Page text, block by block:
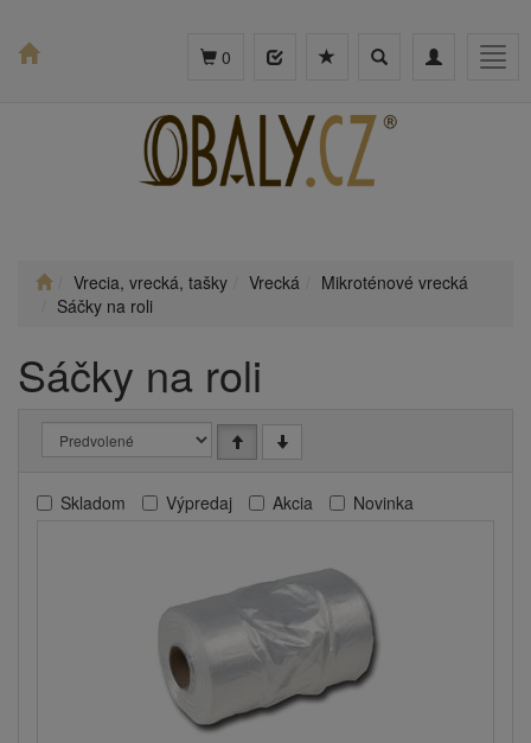
Toggle
Toggle
0
Vrecia, vrecká, tašky Vrecká
Mikroténové vrecká
Sáčky na roli
Sáčky na roli
Skladom Výpredaj Akcia Novinka